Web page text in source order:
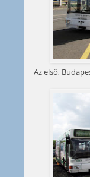
Az első,